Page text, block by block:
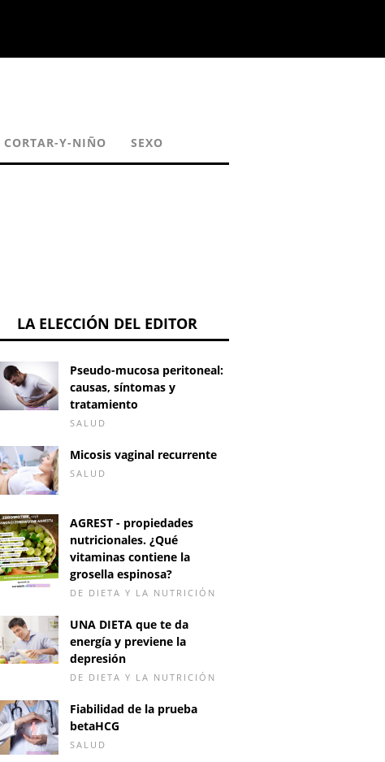
CORTAR-Y-NIÑO SEXO
LA ELECCIÓN DEL EDITOR
Pseudo-mucosa peritoneal:
causas, síntomas y
tratamiento
SALUD
Micosis vaginal recurrente
SALUD
AGREST - propiedades
nutricionales. ¿Qué
vitaminas contiene la
grosella espinosa?
DE DIETA Y LA NUTRICIÓN
UNA DIETA que te da
energía y previene la
depresión
DE DIETA Y LA NUTRICIÓN
Fiabilidad de la prueba
betaHCG
SALUD